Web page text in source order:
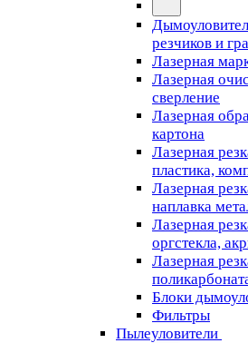
резчиков и
Лазерная
Лазерная
сверление
Лазерная
картона
Лазерная
пластика,
Лазерная
наплавка
Лазерная
оргстекла,
Лазерная
Блоки
Фильтры
Пылеуловители